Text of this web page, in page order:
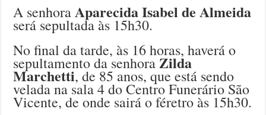
A senhoraAparecida Isabel de Almeida
será sepultada às 15h30.
No final da tarde, às 16 horas, haverá o
sepultamento da senhoraZilda
Marchetti, de 85 anos, que está sendo
velada na sala 4 do Centro Funerário São
Vicente, de onde sairá o féretro às 15h30.